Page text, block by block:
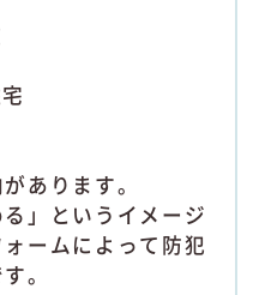
あります。
」というイメージ
ームによって防犯
。